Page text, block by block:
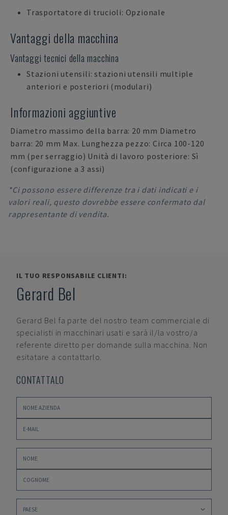
Trasportatore di trucioli: Opzionale
Vantaggi della macchina
Vantaggi tecnici della macchina
Stazioni utensili: stazioni utensili multiple
anteriori e posteriori (modulari)
Informazioni aggiuntive
Diametro massimo della barra: 20 mm Diametro
barra: 20 mm Max. Lunghezza pezzo: Circa 100-120
mm (per serraggio) Unità di lavoro posteriore: Sì
(configurazione a 3 assi)
*Ci possono essere differenze tra i dati indicati e i
valori reali, questo dovrebbe essere confermato dal
rappresentante di vendita.
IL TUO RESPONSABILE CLIENTI:
Gerard Bel
Gerard Bel fa parte del nostro team commerciale di
specialisti in macchinari usati e sarà il/la vostro/a
referente diretto per domande sulla macchina. Non
esitatare a contattarlo.
CONTATTALO